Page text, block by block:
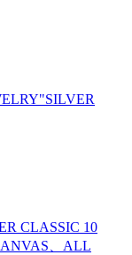
CLASSIC 10
、ALL